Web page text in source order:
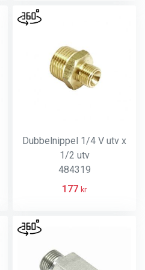
Dubbelnippel 1/4 V utv x
1/2 utv
484319
177 kr